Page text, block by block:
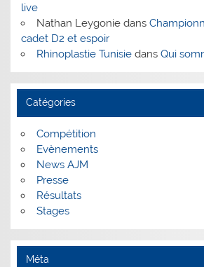
live
Nathan Leygoniedans
cadet D2 et espoir
Rhinoplastie Tunisiedans Qui
Catégories
Compétition
Evènements
News AJM
Presse
Résultats
Stages
Méta